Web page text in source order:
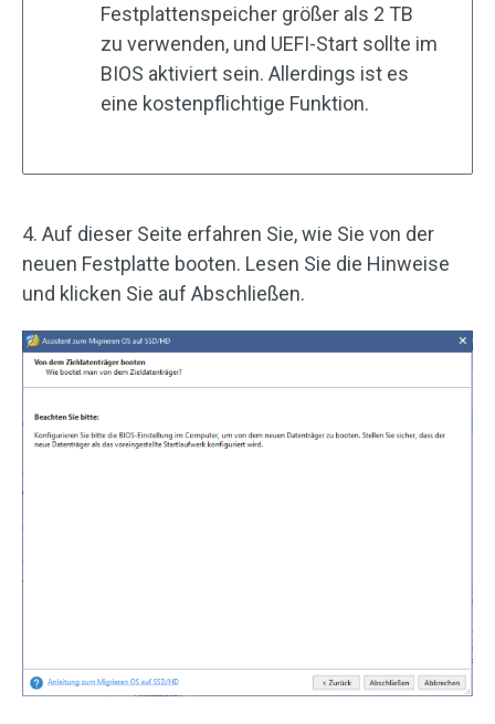
Festplattenspeicher größer als 2 TB
zu verwenden, und UEFI-Start sollte im
BIOS aktiviert sein. Allerdings ist es
eine kostenpflichtige Funktion.
4. Auf dieser Seite erfahren Sie, wie Sie von der
neuen Festplatte booten. Lesen Sie die Hinweise
und klicken Sie auf Abschließen.